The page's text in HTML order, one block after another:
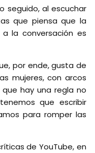
seguido, al escuchar
que piensa que la
la conversación es
por ende, gusta de
mujeres, con arcos
hay una regla no
que escribir
para romper las
de YouTube, en